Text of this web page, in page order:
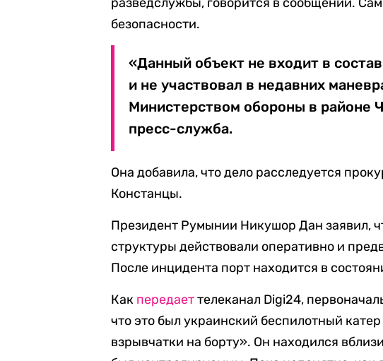
безопасности.
«Данный объект не входит в
и не участвовал в недавних
Министерством обороны в районе
пресс-служба.
Она добавила, что дело расследуется
Констанцы.
Президент Румынии Никушор Дан заявил,
структуры действовали оперативно и
После инцидента порт находится в
Как передаеттелеканал Digi24,
что это был украинский беспилотный
взрывчатки на борту». Он находился